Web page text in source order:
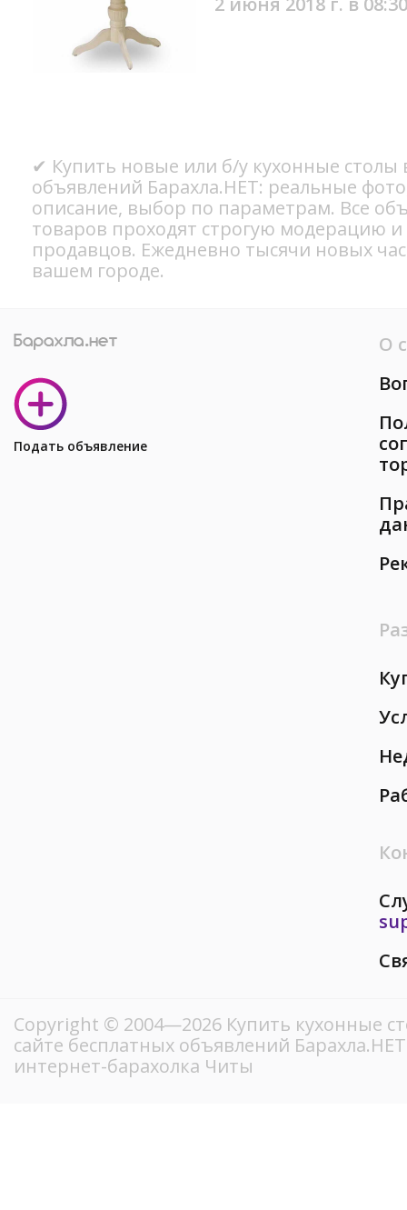
✔ Купить новые или б/у кухонные столы
объявлений Барахла.НЕТ: реальные
описание, выбор по параметрам. Все
товаров проходят строгую модерацию
продавцов. Ежедневно тысячи новых
вашем городе.
Подать объявление
О
Copyright © 2004—2026 Купить кухонные
сайте бесплатных объявлений
интернет-барахолка Читы